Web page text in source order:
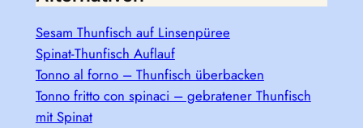
Sesam Thunfisch auf Linsenpüree
Spinat-Thunfisch Auflauf
Tonno al forno – Thunfisch überbacken
Tonno fritto con spinaci – gebratener Thunfisch
mit Spinat